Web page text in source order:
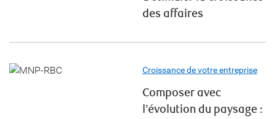
des affaires
Croissance de votre entreprise
Composer avec
l’évolution du paysage :